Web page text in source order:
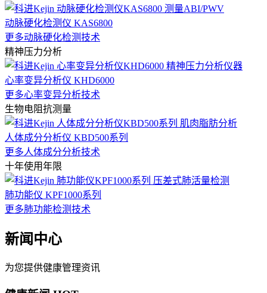
动脉硬化检测仪 KAS6800
更多动脉硬化检测技术
精神压力分析
心率变异分析仪 KHD6000
更多心率变异分析技术
生物电阻抗测量
人体成分分析仪 KBD500系列
更多人体成分分析技术
十年使用年限
肺功能仪 KPF1000系列
更多肺功能检测技术
新闻中心
为您提供健康管理资讯